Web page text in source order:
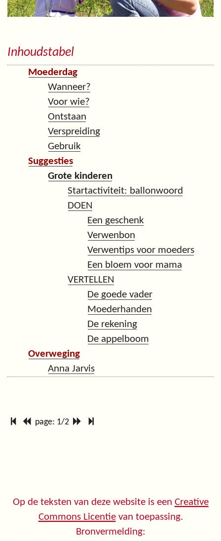
Inhoudstabel
Moederdag
Wanneer?
Voor wie?
Ontstaan
Verspreiding
Gebruik
Suggesties
Grote kinderen
Startactiviteit: ballonwoord
DOEN
Een geschenk
Verwenbon
Verwentips voor moeders
Een bloem voor mama
VERTELLEN
De goede vader
Moederhanden
De rekening
De appelboom
Overweging
Anna Jarvis
page: 1/2
Op de teksten van deze website is een Creative
Commons Licentievan toepassing.
Bronvermelding: